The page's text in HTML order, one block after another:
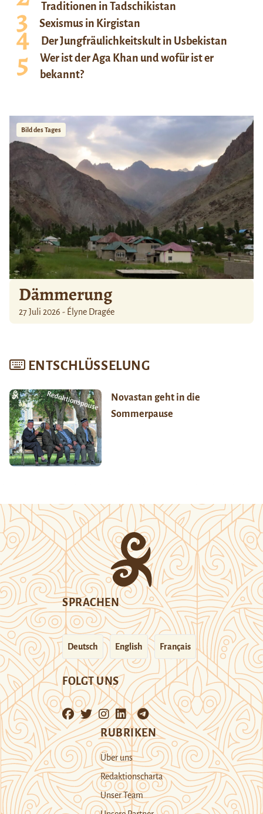
Traditionen in Tadschikistan
Sexismus in Kirgistan
Der Jungfräulichkeitskult in Usbekistan
Wer ist der Aga Khan und wofür ist er
bekannt?
Bild des Tages
Dämmerung
27 Juli 2026 - Élyne Dragée
ENTSCHLÜSSELUNG
Novastan geht in die
Sommerpause
SPRACHEN
Deutsch English Français
FOLGT UNS
RUBRIKEN
Über uns
Redaktionscharta
Unser Team